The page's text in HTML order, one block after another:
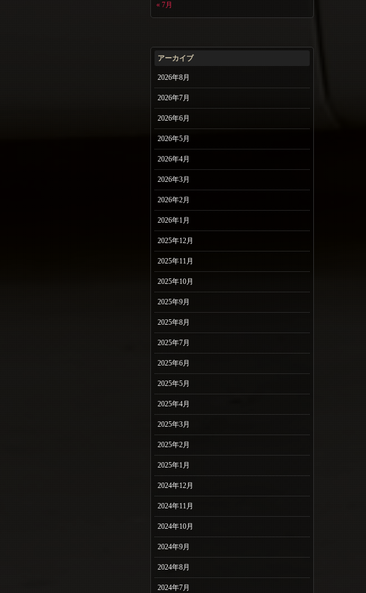
« 7月
アーカイブ
2026年8月
2026年7月
2026年6月
2026年5月
2026年4月
2026年3月
2026年2月
2026年1月
2025年12月
2025年11月
2025年10月
2025年9月
2025年8月
2025年7月
2025年6月
2025年5月
2025年4月
2025年3月
2025年2月
2025年1月
2024年12月
2024年11月
2024年10月
2024年9月
2024年8月
2024年7月